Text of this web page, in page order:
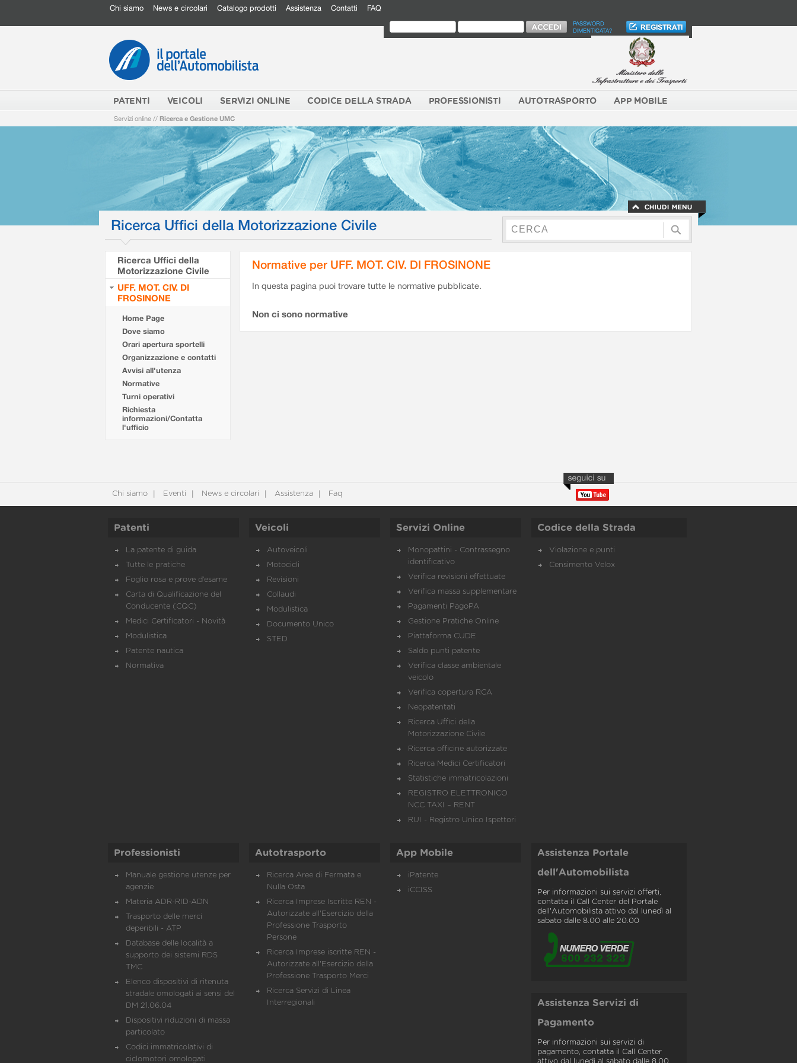
Chi siamo News e circolari Catalogo prodotti Assistenza Contatti FAQ
PASSWORD
DIMENTICATA?
PATENTI VEICOLI SERVIZI ONLINE CODICE DELLA STRADA PROFESSIONISTI AUTOTRASPORTO APP MOBILE
Servizi online // Ricerca e Gestione UMC
Ricerca Uffici della Motorizzazione Civile
Ricerca Uffici della
Motorizzazione Civile
UFF. MOT. CIV. DI
FROSINONE
Home Page
Dove siamo
Orari apertura sportelli
Organizzazione e contatti
Avvisi all'utenza
Normative
Turni operativi
Richiesta
informazioni/Contatta
l'ufficio
Normative per UFF. MOT. CIV. DI FROSINONE
In questa pagina puoi trovare tutte le normative pubblicate.
Non ci sono normative
Chi siamo Eventi News e circolari Assistenza Faq
Patenti
La patente di guida
Tutte le pratiche
Foglio rosa e prove d’esame
Carta di Qualificazione del
Conducente (CQC)
Medici Certificatori - Novità
Modulistica
Patente nautica
Normativa
Veicoli
Autoveicoli
Motocicli
Revisioni
Collaudi
Modulistica
Documento Unico
STED
Servizi Online
Monopattini - Contrassegno
identificativo
Verifica revisioni effettuate
Verifica massa supplementare
Pagamenti PagoPA
Gestione Pratiche Online
Piattaforma CUDE
Saldo punti patente
Verifica classe ambientale
veicolo
Verifica copertura RCA
Neopatentati
Ricerca Uffici della
Motorizzazione Civile
Ricerca officine autorizzate
Ricerca Medici Certificatori
Statistiche immatricolazioni
REGISTRO ELETTRONICO
NCC TAXI – RENT
RUI - Registro Unico Ispettori
Codice della Strada
Violazione e punti
Censimento Velox
Professionisti
Manuale gestione utenze per
agenzie
Materia ADR-RID-ADN
Trasporto delle merci
deperibili - ATP
Database delle località a
supporto dei sistemi RDS
TMC
Elenco dispositivi di ritenuta
stradale omologati ai sensi del
DM 21.06.04
Dispositivi riduzioni di massa
particolato
Codici immatricolativi di
ciclomotori omologati
Autotrasporto
Ricerca Aree di Fermata e
Nulla Osta
Ricerca Imprese Iscritte REN -
Autorizzate all'Esercizio della
Professione Trasporto
Persone
Ricerca Imprese iscritte REN -
Autorizzate all'Esercizio della
Professione Trasporto Merci
Ricerca Servizi di Linea
Interregionali
App Mobile
iPatente
iCCISS
Assistenza Portale
dell'Automobilista
Per informazioni sui servizi offerti,
contatta il Call Center del Portale
dell'Automobilista attivo dal lunedì al
sabato dalle 8.00 alle 20.00
Assistenza Servizi di
Pagamento
Per informazioni sui servizi di
pagamento, contatta il Call Center